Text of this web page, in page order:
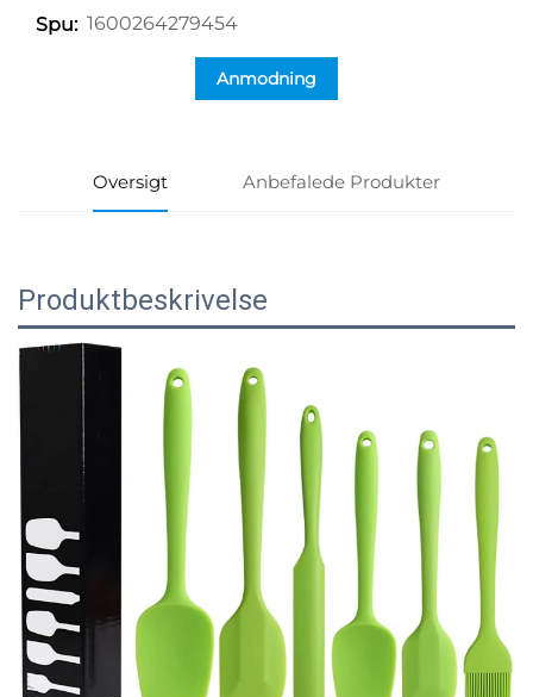
Spu: 1600264279454
Anmodning
Oversigt Anbefalede Produkter
Produktbeskrivelse